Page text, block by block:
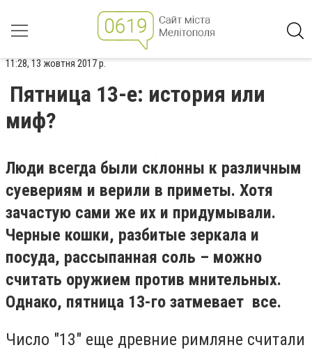
11:28, 13 жовтня 2017 р.
Пятница 13-е: история или
миф?
Люди всегда были склонны к различным
суевериям и верили в приметы. Хотя
зачастую сами же их и придумывали.
Черные кошки, разбитые зеркала и
посуда, рассыпанная соль – можно
считать оружием против мнительных.
Однако, пятница 13-го затмевает все.
Число "13" еще древние римляне считали